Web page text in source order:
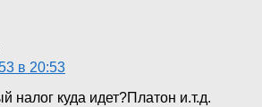
в 20:53
налог куда идет?Платон и.т.д.